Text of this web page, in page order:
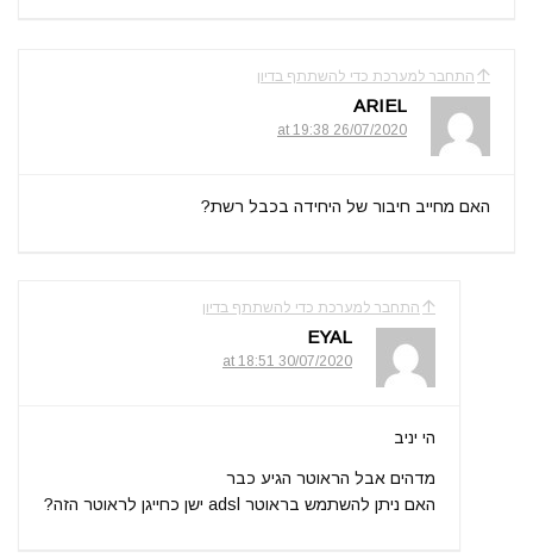
התחבר למערכת כדי להשתתף בדיון
ARIEL
26/07/2020 at 19:38
האם מחייב חיבור של היחידה בכבל רשת?
התחבר למערכת כדי להשתתף בדיון
EYAL
30/07/2020 at 18:51
הי יניב
מדהים אבל הראוטר הגיע כבר
האם ניתן להשתמש בראוטר adsl ישן כחייגן לראוטר הזה?